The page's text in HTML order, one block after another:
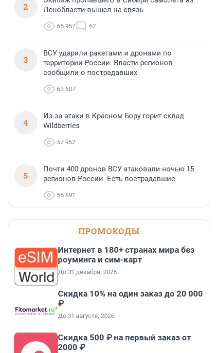
2
Ленобласти вышел на связь
65 957 62
3
ВСУ ударили ракетами и дронами по
территории России. Власти регионов
сообщили о пострадавших
63 607
4
Из-за атаки в Красном Бору горит склад
Wildberries
57 952
5
Почти 400 дронов ВСУ атаковали ночью 15
регионов России. Есть пострадавшие
55 891
ПРОМОКОДЫ
Интернет в 180+ странах мира без
роуминга и сим-карт
До 31 декабря, 2026
Скидка 10% на один заказ до 20 000
₽
До 31 августа, 2026
Скидка 500 ₽ на первый заказ от
2000 ₽